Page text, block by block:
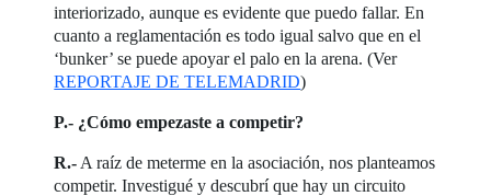
interiorizado, aunque es evidente que puedo fallar. En
cuanto a reglamentación es todo igual salvo que en el
‘bunker’ se puede apoyar el palo en la arena. (Ver
REPORTAJE DE TELEMADRID)
P.- ¿Cómo empezaste a competir?
R.- A raíz de meterme en la asociación, nos planteamos
competir. Investigué y descubrí que hay un circuito